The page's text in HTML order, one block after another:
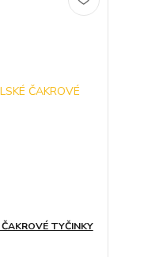
TYČINKY